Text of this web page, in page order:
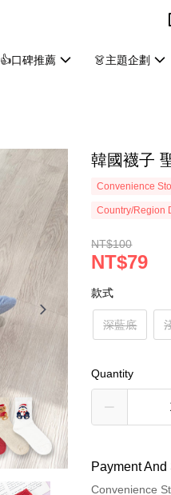
👍口碑推薦 👗主題企劃
韓國襪子
Convenience
Country/Region
NT$100
NT$79
款式
深藍底
Quantity
Payment
Convenience